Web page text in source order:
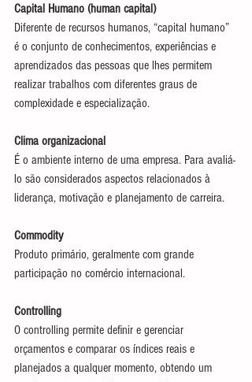
Capital Humano (human capital)
Diferente de recursos humanos, “capital humano”
é o conjunto de conhecimentos, experiências e
aprendizados das pessoas que lhes permitem
realizar trabalhos com diferentes graus de
complexidade e especialização.
Clima organizacional
É o ambiente interno de uma empresa. Para avaliá-
lo são considerados aspectos relacionados à
liderança, motivação e planejamento de carreira.
Commodity
Produto primário, geralmente com grande
participação no comércio internacional.
Controlling
O controlling permite definir e gerenciar
orçamentos e comparar os índices reais e
planejados a qualquer momento, obtendo um